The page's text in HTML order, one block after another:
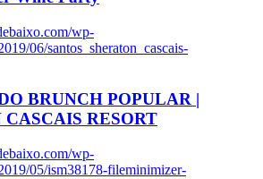
wp-
06/santos_sheraton_cascais-
BRUNCH POPULAR |
CASCAIS RESORT
wp-
05/ism38178-fileminimizer-